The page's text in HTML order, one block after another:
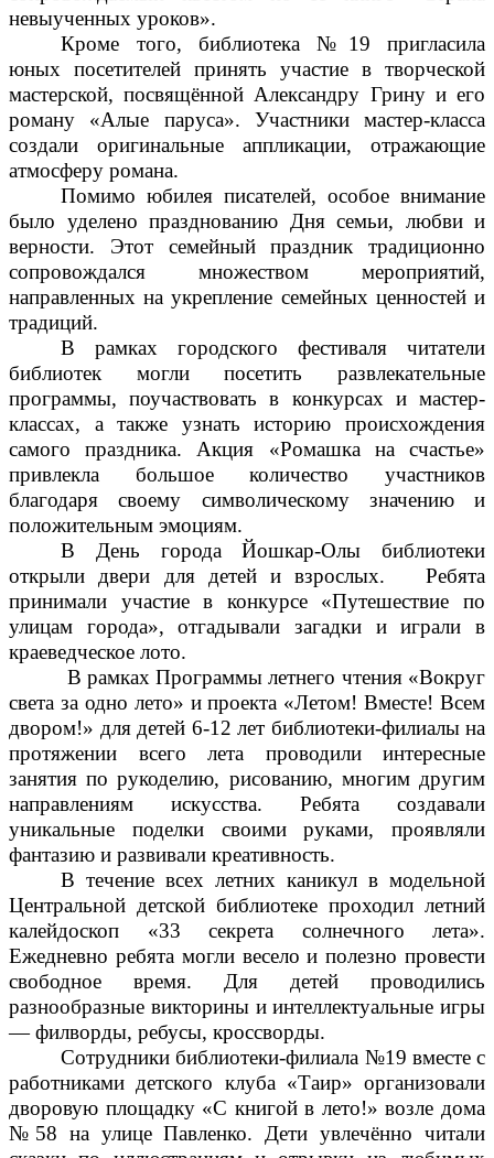
невыученных уроков».
Кроме того, библиотека №19 пригласила
юных посетителей принять участие в творческой
мастерской, посвящённой Александру Грину и его
роману «Алые паруса». Участники мастер-класса
создали оригинальные аппликации, отражающие
атмосферу романа.
Помимо юбилея писателей, особое внимание
было уделено празднованию Дня семьи, любви и
верности. Этот семейный праздник традиционно
сопровождался множеством мероприятий,
направленных на укрепление семейных ценностей и
традиций.
В рамках городского фестиваля читатели
библиотек могли посетить развлекательные
программы, поучаствовать в конкурсах и мастер-
классах, а также узнать историю происхождения
самого праздника. Акция «Ромашка на счастье»
привлекла большое количество участников
благодаря своему символическому значению и
положительным эмоциям.
В День города Йошкар-Олы библиотеки
открыли двери для детей и взрослых. Ребята
принимали участие в конкурсе «Путешествие по
улицам города», отгадывали загадки и играли в
краеведческое лото.
В рамках Программы летнего чтения «Вокруг
света за одно лето» и проекта «Летом! Вместе! Всем
двором!» для детей 6-12 лет библиотеки-филиалы на
протяжении всего лета проводили интересные
занятия по рукоделию, рисованию, многим другим
направлениям искусства. Ребята создавали
уникальные поделки своими руками, проявляли
фантазию и развивали креативность.
В течение всех летних каникул в модельной
Центральной детской библиотеке проходил летний
калейдоскоп «33 секрета солнечного лета».
Ежедневно ребята могли весело и полезно провести
свободное время. Для детей проводились
разнообразные викторины и интеллектуальные игры
— филворды, ребусы, кроссворды.
Сотрудники библиотеки-филиала №19 вместе с
работниками детского клуба «Таир» организовали
дворовую площадку «С книгой в лето!» возле дома
№58 на улице Павленко. Дети увлечённо читали